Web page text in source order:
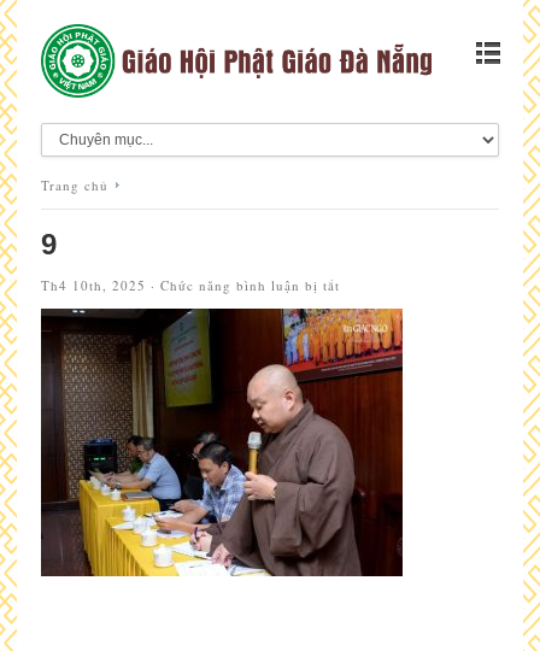
Trang chủ
9
Th4 10th, 2025 · Chức năng bình luận bị tắtở
9